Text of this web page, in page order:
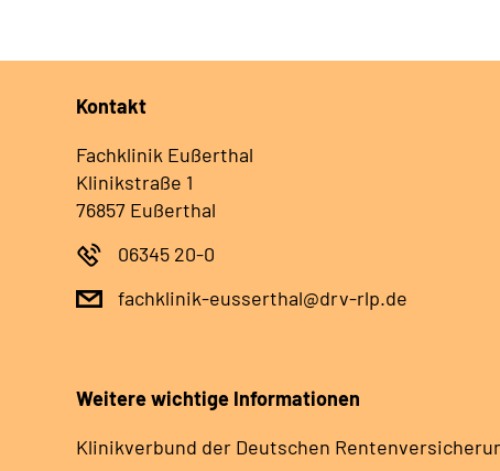
Kontakt
Fachklinik Eußerthal
Klinikstraße 1
76857 Eußerthal
06345 20-0
fachklinik-eusserthal@drv-rlp.de
Weitere wichtige Informationen
Klinikverbund der Deutschen